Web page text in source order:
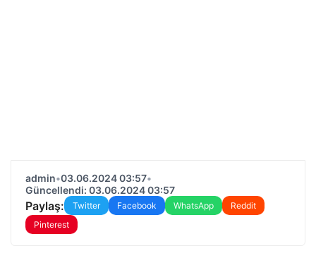
admin•03.06.2024 03:57•
Güncellendi: 03.06.2024 03:57
Paylaş: Twitter Facebook WhatsApp
Reddit
Pinterest